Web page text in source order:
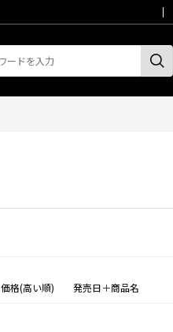
価格(高い順) 発売日＋商品名